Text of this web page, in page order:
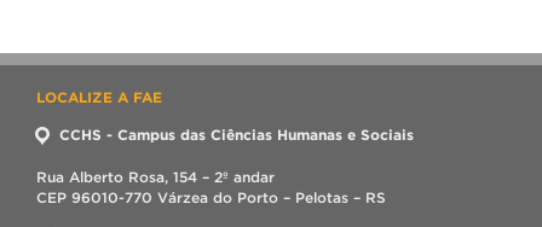
LOCALIZE A FAE
CCHS - Campus das Ciências Humanas e Sociais
Rua Alberto Rosa, 154 – 2º andar
CEP 96010-770 Várzea do Porto – Pelotas – RS